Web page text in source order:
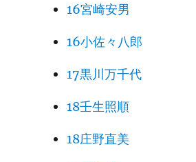
16宮崎安男
16小佐々八郎
17黒川万千代
18壬生照順
18庄野直美